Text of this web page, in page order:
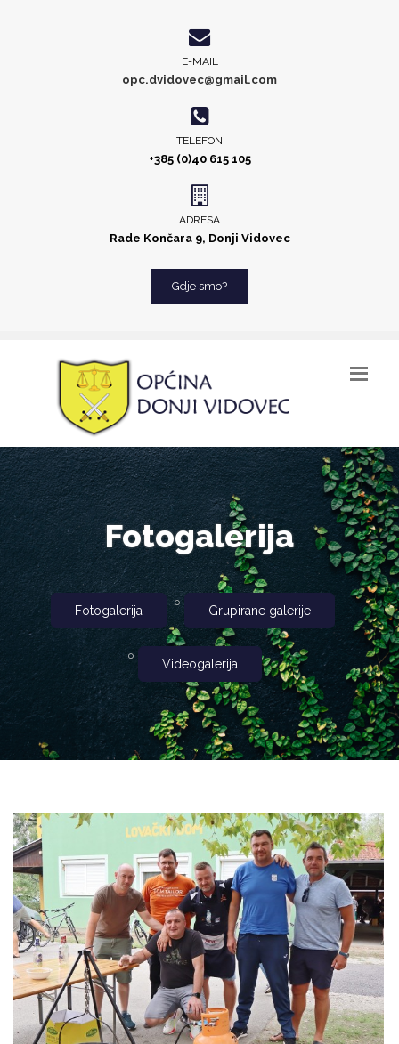
E-MAIL
opc.dvidovec@gmail.com
TELEFON
+385 (0)40 615 105
ADRESA
Rade Končara 9, Donji Vidovec
Gdje smo?
Fotogalerija
Fotogalerija Grupirane galerije
Videogalerija